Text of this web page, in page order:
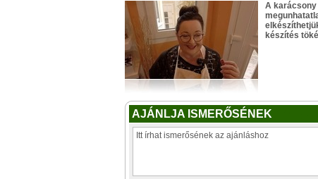
A karácsony
készítés
AJÁNLJA ISMERŐSÉNEK